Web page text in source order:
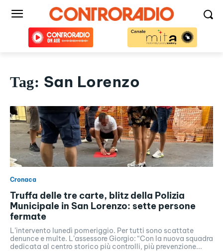
Tag: San Lorenzo
Cronaca
Truffa delle tre carte, blitz della Polizia
Municipale in San Lorenzo: sette persone
fermate
L’intervento lunedì pomeriggio. Per tutti sono scattate
denunce e multe. L’assessore Giorgio: “Con la nuova squadra
dedicata al centro storico più controlli, più prevenzione...